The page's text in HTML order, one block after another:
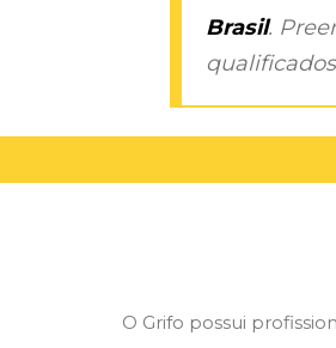
Brasil.
O Grifo possui